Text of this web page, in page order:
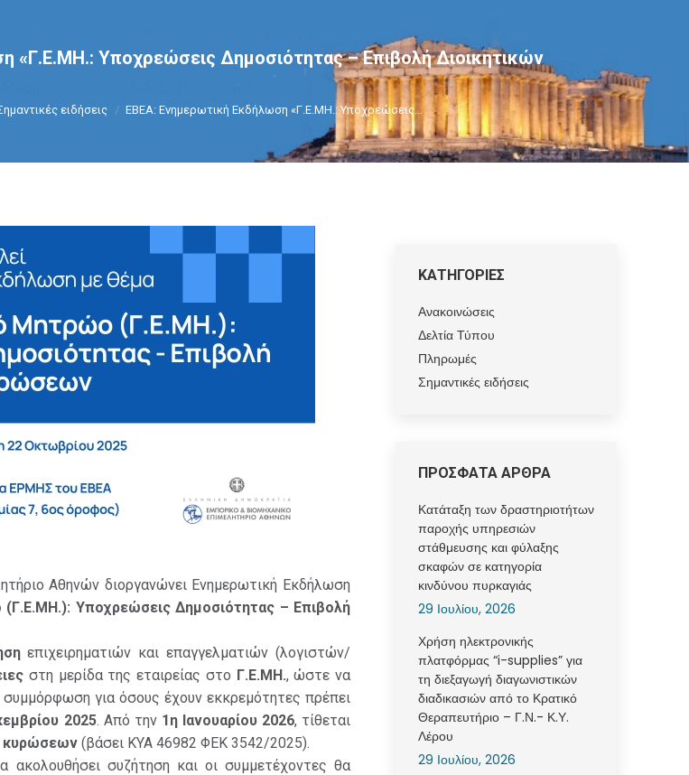
«Γ.Ε.ΜΗ.: Υποχρεώσεις Δημοσιότητας – Επιβολή Διοικητικών
ειδήσεις EBEA: Ενημερωτική Εκδήλωση «Γ.Ε.ΜΗ.: Υποχρεώσεις…
Αθηνών διοργανώνει Ενημερωτική Εκδήλωση
(Γ.Ε.ΜΗ.): Υποχρεώσεις Δημοσιότητας – Επιβολή
επιχειρηματιών και επαγγελματιών (λογιστών/
στη μερίδα της εταιρείας στο Γ.Ε.ΜΗ., ώστε να
για όσους έχουν εκκρεμότητες πρέπει
2025. Από την 1η Ιανουαρίου 2026, τίθεται
κυρώσεων (βάσει ΚΥΑ 46982 ΦΕΚ 3542/2025).
συζήτηση και οι συμμετέχοντες θα
ΚΑΤΗΓΟΡΙΕΣ
Ανακοινώσεις
Δελτία Τύπου
Πληρωμές
Σημαντικές ειδήσεις
ΠΡΟΣΦΑΤΑ ΑΡΘΡΑ
Κατάταξη των δραστηριοτήτων
παροχής υπηρεσιών
στάθμευσης και φύλαξης
σκαφών σε κατηγορία
κινδύνου πυρκαγιάς
29 Ιουλίου, 2026
Χρήση ηλεκτρονικής
πλατφόρμας “i-supplies” για
τη διεξαγωγή διαγωνιστικών
διαδικασιών από το Κρατικό
Θεραπευτήριο – Γ.Ν.- Κ.Υ.
Λέρου
29 Ιουλίου, 2026